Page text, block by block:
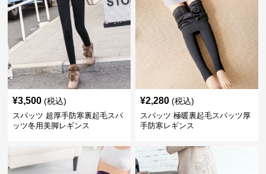
¥3,500 (税込)
スパッツ 超厚手防寒裏起毛スパ
ッツ冬用美脚レギンス
¥2,280 (税込)
スパッツ 極暖裏起毛スパッツ厚
手防寒レギンス